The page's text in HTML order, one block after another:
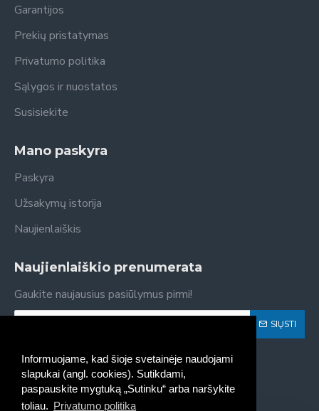
Informuojame, kad šioje svetainėje naudojami
slapukai (angl. cookies). Sutikdami,
paspauskite mygtuką „Sutinku“ arba naršykite
toliau. Privatumo politika
Garantijos
Prekių pristatymas
Privatumo politika
Sąlygos ir nuostatos
Susisiekite
Mano paskyra
Paskyra
Užsakymų istorija
Naujienlaiškis
Naujienlaiškio prenumerata
Gaukite naujausius pasiūlymus pirmi!
SIŲSTI
Susipažinau ir sutinku su Privatumo politika